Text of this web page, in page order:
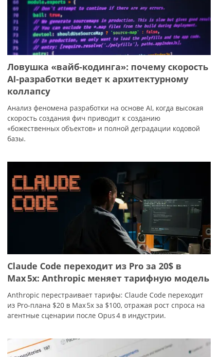
Ловушка «вайб-кодинга»: почему скорость
AI-разработки ведет к архитектурному
коллапсу
Анализ феномена разработки на основе AI, когда высокая
скорость создания фич приводит к созданию
«божественных объектов» и полной деградации кодовой
базы.
Claude Code переходит из Pro за 20$ в
Max 5x: Anthropic меняет тарифную модель
Anthropic перестраивает тарифы: Claude Code переходит
из Pro‑плана $20 в Max 5x за $100, отражая рост спроса на
агентные сценарии после Opus 4 в индустрии.